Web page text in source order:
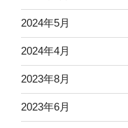
2024年5月
2024年4月
2023年8月
2023年6月